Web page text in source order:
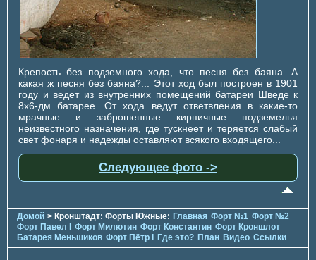
Крепость без подземного хода, что песня без баяна. А
какая ж песня без баяна?... Этот ход был построен в 1901
году и ведет из внутренних помещений батареи Шведе к
8х6-дм батарее. От хода ведут ответвления в какие-то
мрачные и заброшенные кирпичные подземелья
неизвестного назначения, где тускнеет и теряется слабый
свет фонаря и надежды оставляют всякого входящего...
Следующее фото ->
Домой > Кронштадт: Форты Южные: Главная Форт №1 Форт №2
Форт Павел I Форт Милютин Форт Константин Форт Кроншлот
Батарея Меньшиков Форт Пётр I Где это? План Видео Ссылки